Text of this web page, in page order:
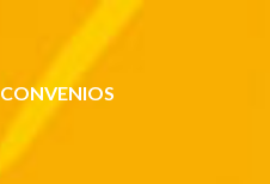
CONVENIOS